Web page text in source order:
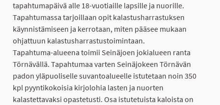
tapahtumapäivä alle 18-vuotiaille lapsille ja nuorille.
Tapahtumassa tarjoillaan opit kalastusharrastuksen
käynnistämiseen ja kerrotaan, miten pääsee mukaan
ohjattuun kalastusharrastustoimintaan.
Tapahtuma-alueena toimii Seinäjoen jokialueen ranta
Törnävällä. Tapahtumaa varten Seinäjokeen Törnävän
padon yläpuoliselle suvantoalueelle istutetaan noin 350
kpl pyyntikokoisia kirjolohia lasten ja nuorten
kalastettavaksi opastetusti. Osa istutetuista kaloista on